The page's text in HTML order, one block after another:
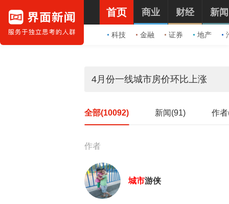
首页
科技 金融 证券 地产
商业 财经 新闻
全部(10092) 新闻(91) 作
作者
城市游侠